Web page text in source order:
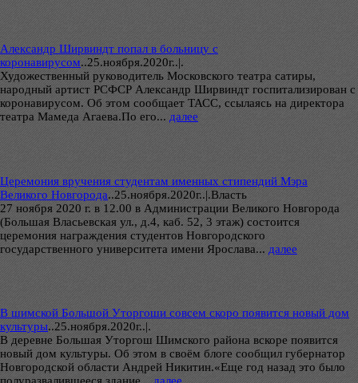
Александр Ширвиндт попал в больницу с
коронавирусом..25.ноября.2020г..|.
Художественный руководитель Московского театра сатиры,
народный артист РСФСР Александр Ширвиндт госпитализирован с
коронавирусом. Об этом сообщает ТАСС, ссылаясь на директора
театра Мамеда Агаева.По его... далее
Церемония вручения студентам именных стипендий Мэра
Великого Новгорода..25.ноября.2020г..|.Власть
27 ноября 2020 г. в 12.00 в Администрации Великого Новгорода
(Большая Власьевская ул., д.4, каб. 52, 3 этаж) состоится
церемония награждения студентов Новгородского
государственного университета имени Ярослава... далее
В шимской Большой Уторгоши совсем скоро появится новый дом
культуры..25.ноября.2020г..|.
В деревне Большая Уторгош Шимского района вскоре появится
новый дом культуры. Об этом в своём блоге сообщил губернатор
Новгородской области Андрей Никитин.«Еще год назад это было